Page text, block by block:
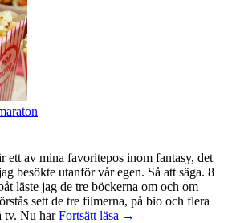
ett av mina favoritepos inom fantasy, det
besökte utanför vår egen. Så att säga. 8
läste jag de tre böckerna om och om
sett de tre filmerna, på bio och flera
tv. Nu harFortsätt läsa Sagan
→